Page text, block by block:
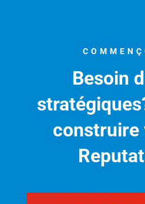
Besoin
construire